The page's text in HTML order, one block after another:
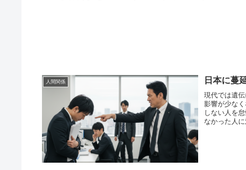
人間関係 日本に蔓
現代では遺
影響が少な
しない人を
なかった人